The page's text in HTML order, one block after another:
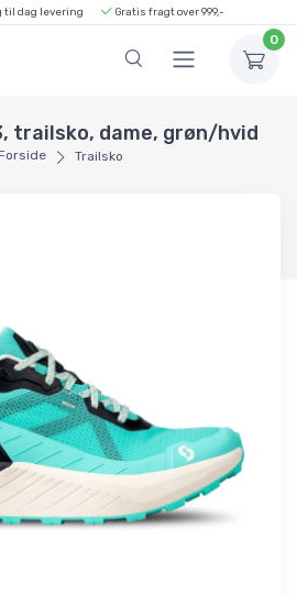
til dag levering Gratis fragt over 999,-
0
trailsko, dame, grøn/hvid
Trailsko